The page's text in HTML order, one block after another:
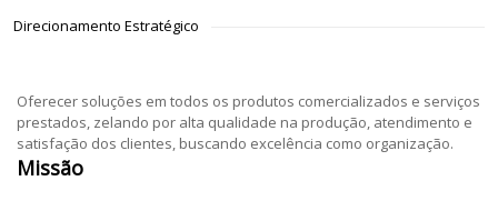
Direcionamento Estratégico
Oferecer soluções em todos os produtos comercializados e serviços
prestados, zelando por alta qualidade na produção, atendimento e
satisfação dos clientes, buscando excelência como organização.
Missão